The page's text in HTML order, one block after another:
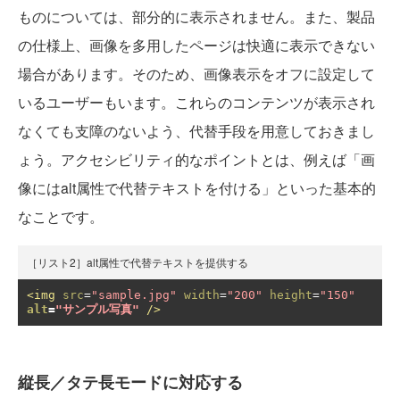
ものについては、部分的に表示されません。また、製品
の仕様上、画像を多用したページは快適に表示できない
場合があります。そのため、画像表示をオフに設定して
いるユーザーもいます。これらのコンテンツが表示され
なくても支障のないよう、代替手段を用意しておきまし
ょう。アクセシビリティ的なポイントとは、例えば「画
像にはalt属性で代替テキストを付ける」といった基本的
なことです。
［リスト2］alt属性で代替テキストを提供する
<img src="sample.jpg" width="200" height="150"
alt="サンプル写真" />
縦長／タテ長モードに対応する